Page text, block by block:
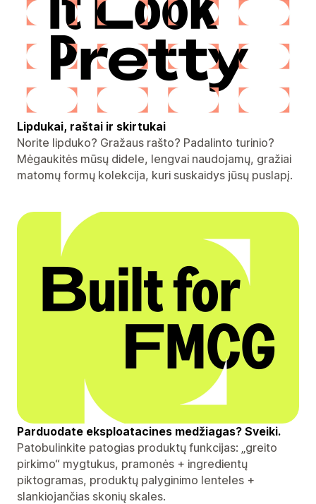
Lipdukai, raštai ir skirtukai
Norite lipduko? Gražaus rašto? Padalinto turinio?
Mėgaukitės mūsų didele, lengvai naudojamų, gražiai
matomų formų kolekcija, kuri suskaidys jūsų puslapį.
Parduodate eksploatacines medžiagas? Sveiki.
Patobulinkite patogias produktų funkcijas: „greito
pirkimo“ mygtukus, pramonės + ingredientų
piktogramas, produktų palyginimo lenteles +
slankiojančias skonių skales.